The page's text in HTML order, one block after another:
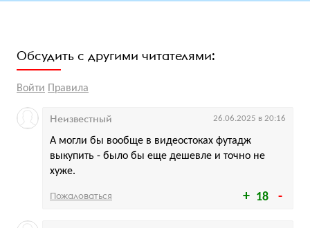
Обсудить с другими читателями:
Войти Правила
18
А могли бы вообще в видеостоках футадж
выкупить - было бы еще дешевле и точно не
хуже.
Неизвестный 26.06.2025 в 20:16
Пожаловаться